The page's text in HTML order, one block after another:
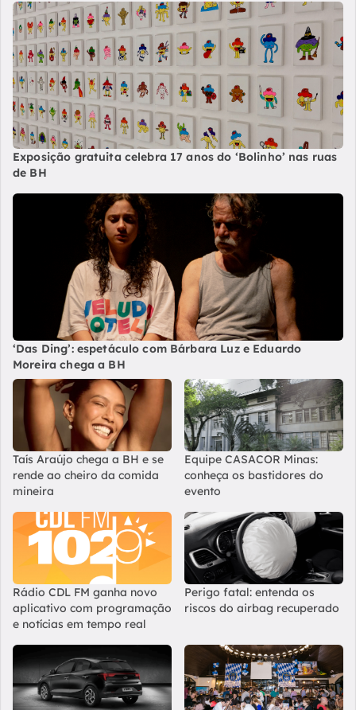
Exposição gratuita celebra 17 anos do ‘Bolinho’ nas ruas
de BH
‘Das Ding’: espetáculo com Bárbara Luz e Eduardo
Moreira chega a BH
Taís Araújo chega a BH e se
rende ao cheiro da comida
mineira
Equipe CASACOR Minas:
conheça os bastidores do
evento
Rádio CDL FM ganha novo
aplicativo com programação
e notícias em tempo real
Perigo fatal: entenda os
riscos do airbag recuperado